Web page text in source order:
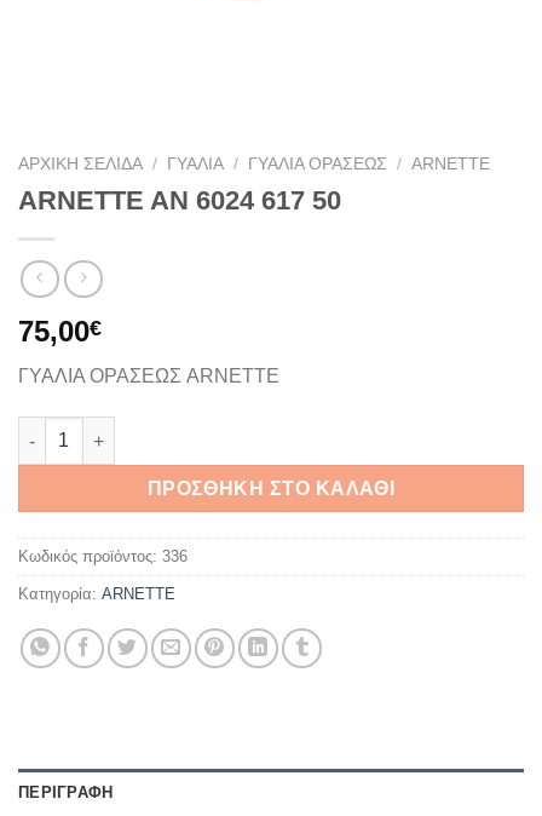
ΑΡΧΙΚΉ ΣΕΛΊΔΑ / ΓΥΑΛΙΆ / ΓΥΑΛΙΆ ΟΡΆΣΕΩΣ / ARNETTE
ARNETTE AN 6024 617 50
75,00€
ΓΥΑΛΙΑ ΟΡΑΣΕΩΣ ARNETTE
ARNETTE AN 6024 617 50 ποσότητα
ΠΡΟΣΘΉΚΗ ΣΤΟ ΚΑΛΆΘΙ
Κωδικός προϊόντος: 336
Κατηγορία: ARNETTE
ΠΕΡΙΓΡΑΦΉ